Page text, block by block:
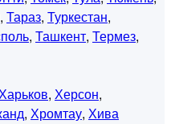
, Тараз, Туркестан,
, Ташкент, Термез,
, Херсон,
, Хромтау, Хива